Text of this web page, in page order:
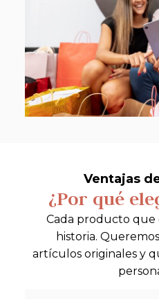
Ventajas
¿Por qué
Cada producto que
historia.
artículos originales y